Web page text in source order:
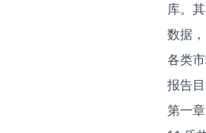
库。
数据
各类
报告目
第一